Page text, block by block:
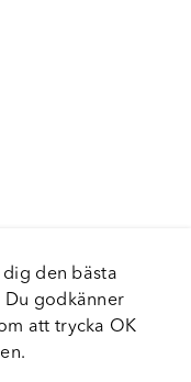
den bästa
Du godkänner
att trycka OK